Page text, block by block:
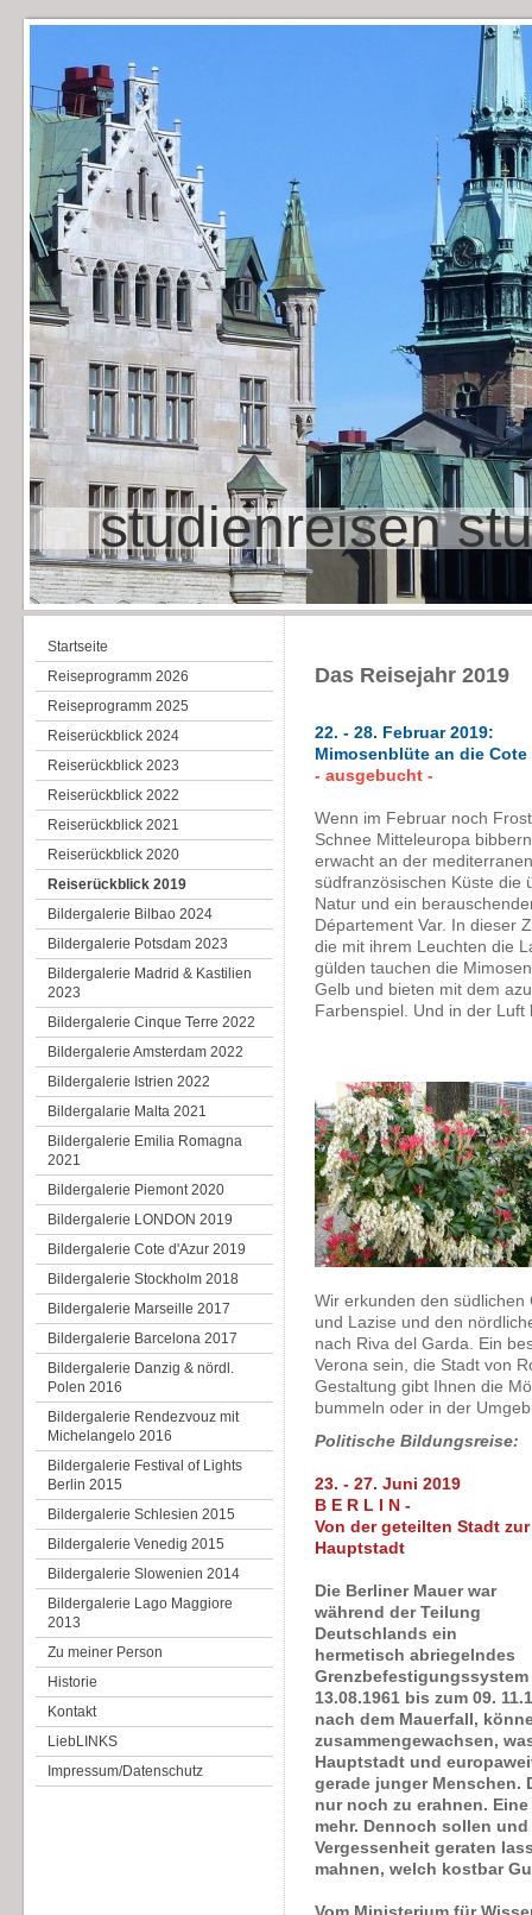
studienreisen
Startseite
Reiseprogramm 2026
Reiseprogramm 2025
Reiserückblick 2024
Reiserückblick 2023
Reiserückblick 2022
Reiserückblick 2021
Reiserückblick 2020
Reiserückblick 2019
Bildergalerie Bilbao 2024
Bildergalerie Potsdam 2023
Bildergalerie Madrid & Kastilien
2023
Bildergalerie Cinque Terre 2022
Bildergalerie Amsterdam 2022
Bildergalerie Istrien 2022
Bildergalarie Malta 2021
Bildergalerie Emilia Romagna
2021
Bildergalerie Piemont 2020
Bildergalerie LONDON 2019
Bildergalerie Cote d'Azur 2019
Bildergalerie Stockholm 2018
Bildergalerie Marseille 2017
Bildergalerie Barcelona 2017
Bildergalerie Danzig & nördl.
Polen 2016
Bildergalerie Rendezvouz mit
Michelangelo 2016
Bildergalerie Festival of Lights
Berlin 2015
Bildergalerie Schlesien 2015
Bildergalerie Venedig 2015
Bildergalerie Slowenien 2014
Bildergalerie Lago Maggiore
2013
Zu meiner Person
Historie
Kontakt
LiebLINKS
Impressum/Datenschutz
Das Reisejahr 2019
22. - 28. Februar 2019:
Mimosenblüte an die Cote
- ausgebucht -
Wenn im Februar noch
Schnee Mitteleuropa
erwacht an der
südfranzösischen Küste die
Natur und ein
Département Var. In dieser
die mit ihrem Leuchten die
gülden tauchen die
Gelb und bieten mit dem
Farbenspiel. Und in der
Wir erkunden den
und Lazise und den
nach Riva del Garda. Ein
Verona sein, die Stadt von
Gestaltung gibt Ihnen die
bummeln oder in der
Politische Bildungsreise:
23. - 27. Juni 2019
B E R L I N -
Von der geteilten Stadt zur
Hauptstadt
Die Berliner Mauer war
während der Teilung
Deutschlands ein
hermetisch abriegelndes
Grenzbefestigungssystem
13.08.1961 bis zum 09.
nach dem Mauerfall,
zusammengewachsen,
Hauptstadt und
gerade junger Menschen.
nur noch zu erahnen.
mehr. Dennoch sollen
Vergessenheit geraten
mahnen, welch kostbar